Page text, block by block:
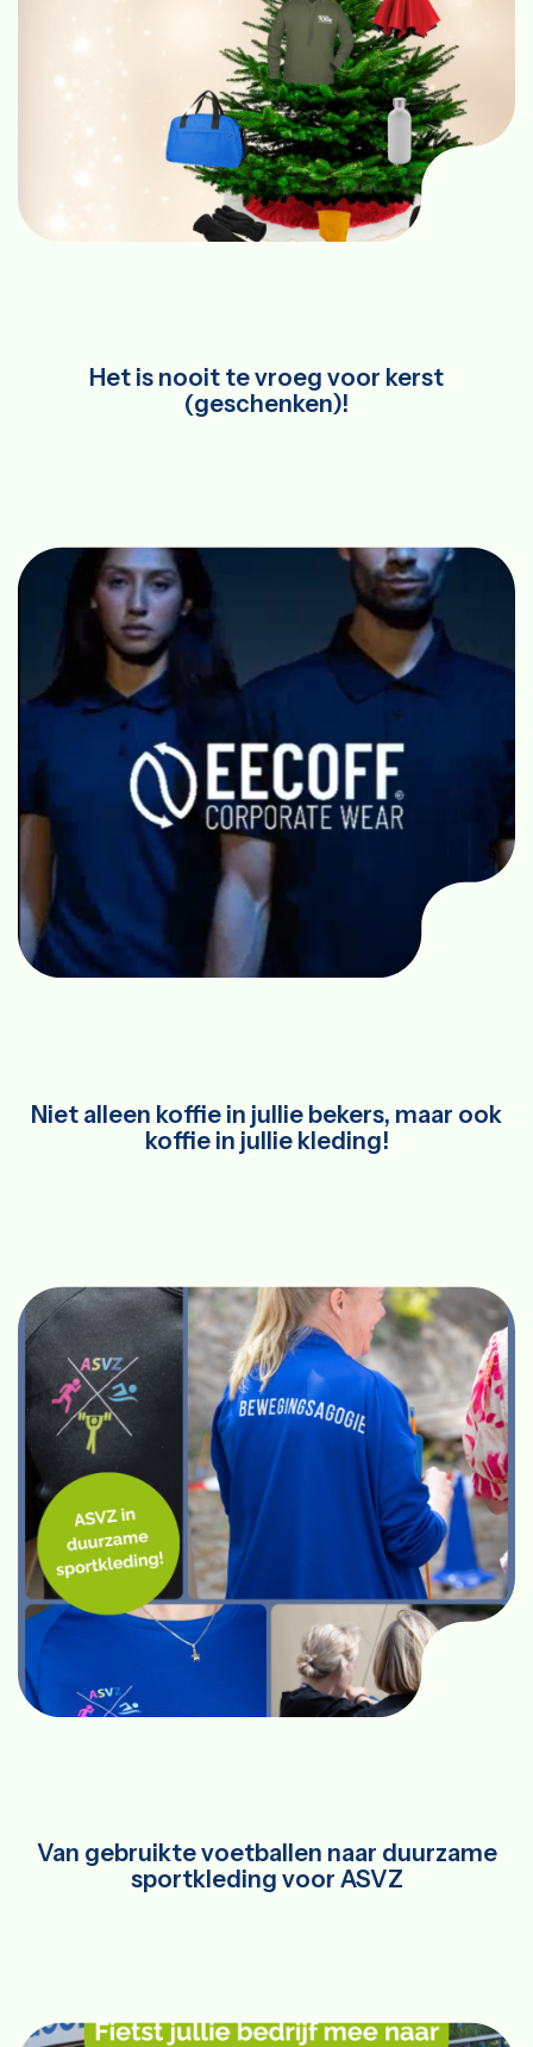
Het is nooit te vroeg voor kerst
(geschenken)!
Niet alleen koffie in jullie bekers, maar ook
koffie in jullie kleding!
Van gebruikte voetballen naar duurzame
sportkleding voor ASVZ